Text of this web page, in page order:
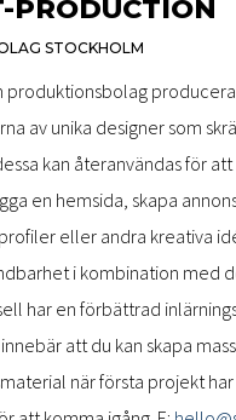
PRODUCTION
STOCKHOLM
produktionsbolag
av unika designer som
kan återanvändas för
en hemsida, skapa
eller andra kreativa
i kombination med
har en förbättrad
att du kan skapa
när första projekt har